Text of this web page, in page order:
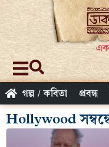
এক
গল্প / কবিতা প্রবন্ধ
Hollywood